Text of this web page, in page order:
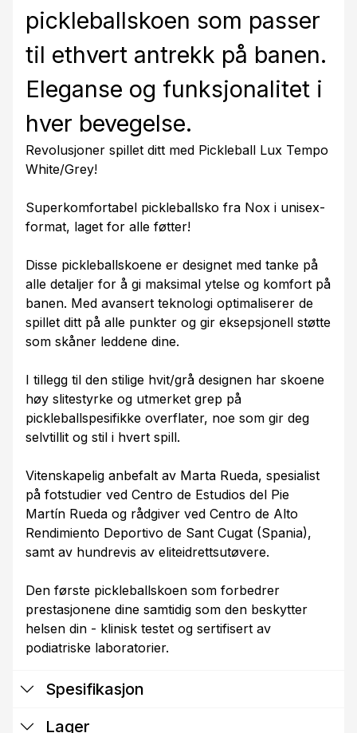
pickleballskoen som passer
til ethvert antrekk på banen.
Eleganse og funksjonalitet i
hver bevegelse.
Revolusjoner spillet ditt med Pickleball Lux Tempo
White/Grey!
Superkomfortabel pickleballsko fra Nox i unisex-
format, laget for alle føtter!
Disse pickleballskoene er designet med tanke på
alle detaljer for å gi maksimal ytelse og komfort på
banen. Med avansert teknologi optimaliserer de
spillet ditt på alle punkter og gir eksepsjonell støtte
som skåner leddene dine.
I tillegg til den stilige hvit/grå designen har skoene
høy slitestyrke og utmerket grep på
pickleballspesifikke overflater, noe som gir deg
selvtillit og stil i hvert spill.
Vitenskapelig anbefalt av Marta Rueda, spesialist
på fotstudier ved Centro de Estudios del Pie
Martín Rueda og rådgiver ved Centro de Alto
Rendimiento Deportivo de Sant Cugat (Spania),
samt av hundrevis av eliteidrettsutøvere.
Den første pickleballskoen som forbedrer
prestasjonene dine samtidig som den beskytter
helsen din - klinisk testet og sertifisert av
podiatriske laboratorier.
Spesifikasjon
Lager